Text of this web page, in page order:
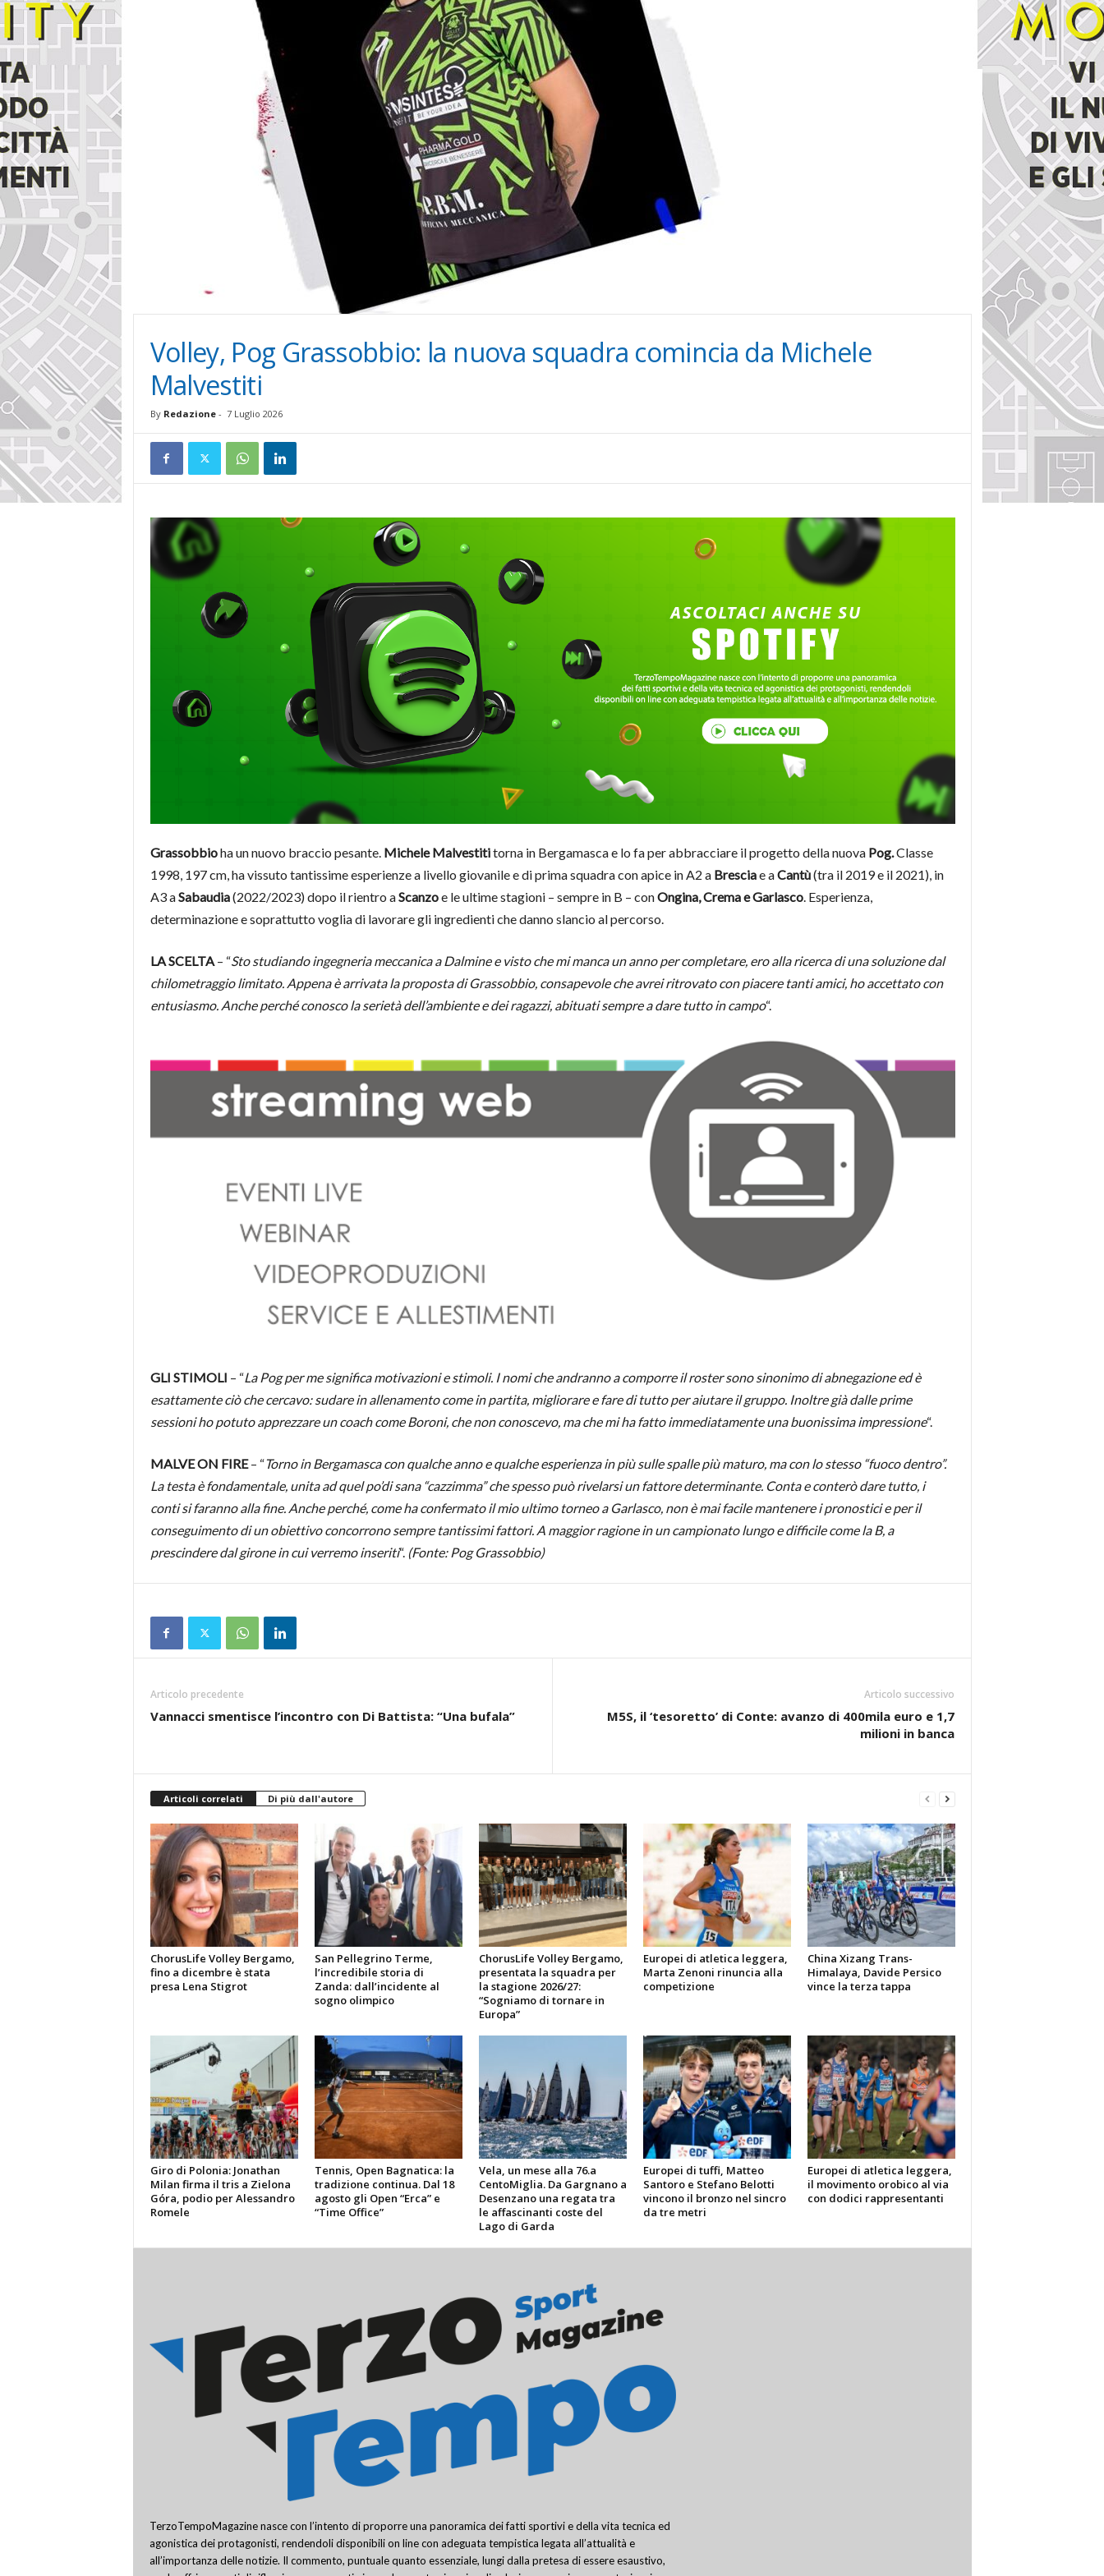
Volley, Pog Grassobbio: la nuova squadra comincia da Michele
Malvestiti
By Redazione- 7 Luglio 2026
Grassobbioha un nuovo braccio pesante. Michele Malvestititorna in Bergamasca e lo fa per abbracciare il progetto della nuova Pog.Classe
1998, 197 cm, ha vissuto tantissime esperienze a livello giovanile e di prima squadra con apice in A2 a Bresciae aCantù(tra il 2019 e il 2021), in
A3 aSabaudia(2022/2023) dopo il rientro aScanzoe le ultime stagioni – sempre in B – conOngina, Crema e Garlasco. Esperienza,
determinazione e soprattutto voglia di lavorare gli ingredienti che danno slancio al percorso.
LA SCELTA– “Sto studiando ingegneria meccanica a Dalmine e visto che mi manca un anno per completare, ero alla ricerca di una soluzione dal
chilometraggio limitato. Appena è arrivata la proposta di Grassobbio, consapevole che avrei ritrovato con piacere tanti amici, ho accettato con
entusiasmo. Anche perché conosco la serietà dell’ambiente e dei ragazzi, abituati sempre a dare tutto in campo“.
GLI STIMOLI – “La Pog per me significa motivazioni e stimoli. I nomi che andranno a comporre il roster sono sinonimo di abnegazione ed è
esattamente ciò che cercavo: sudare in allenamento come in partita, migliorare e fare di tutto per aiutare il gruppo. Inoltre già dalle prime
sessioni ho potuto apprezzare un coach come Boroni, che non conoscevo, ma che mi ha fatto immediatamente una buonissima impressione“.
MALVE ON FIRE– “Torno in Bergamasca con qualche anno e qualche esperienza in più sulle spalle più maturo, ma con lo stesso “fuoco dentro”.
La testa è fondamentale, unita ad quel po’di sana “cazzimma” che spesso può rivelarsi un fattore determinante. Conta e conterò dare tutto, i
conti si faranno alla fine. Anche perché, come ha confermato il mio ultimo torneo a Garlasco, non è mai facile mantenere i pronostici e per il
conseguimento di un obiettivo concorrono sempre tantissimi fattori. A maggior ragione in un campionato lungo e difficile come la B, a
prescindere dal girone in cui verremo inseriti“. (Fonte: Pog Grassobbio)
Articolo precedente
Vannacci smentisce l’incontro con Di Battista: “Una bufala”
Articolo successivo
M5S, il ‘tesoretto’ di Conte: avanzo di 400mila euro e 1,7
milioni in banca
Articoli correlati Di più dall'autore
ChorusLife Volley Bergamo,
fino a dicembre è stata
presa Lena Stigrot
San Pellegrino Terme,
l’incredibile storia di
Zanda: dall’incidente al
sogno olimpico
ChorusLife Volley Bergamo,
presentata la squadra per
la stagione 2026/27:
“Sogniamo di tornare in
Europa”
Europei di atletica leggera,
Marta Zenoni rinuncia alla
competizione
China Xizang Trans-
Himalaya, Davide Persico
vince la terza tappa
Giro di Polonia: Jonathan
Milan firma il tris a Zielona
Góra, podio per Alessandro
Romele
Tennis, Open Bagnatica: la
tradizione continua. Dal 18
agosto gli Open “Erca” e
“Time Office”
Vela, un mese alla 76.a
CentoMiglia. Da Gargnano a
Desenzano una regata tra
le affascinanti coste del
Lago di Garda
Europei di tuffi, Matteo
Santoro e Stefano Belotti
vincono il bronzo nel sincro
da tre metri
Europei di atletica leggera,
il movimento orobico al via
con dodici rappresentanti
TerzoTempoMagazine nasce con l’intento di proporre una panoramica dei fatti sportivi e della vita tecnica ed
agonistica dei protagonisti, rendendoli disponibili on line con adeguata tempistica legata all’attualità e
all’importanza delle notizie. Il commento, puntuale quanto essenziale, lungi dalla pretesa di essere esaustivo,